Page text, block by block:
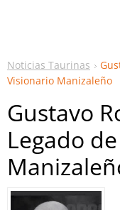
Noticias Taurinas
Visionario Manizaleño
Gustavo
Legado